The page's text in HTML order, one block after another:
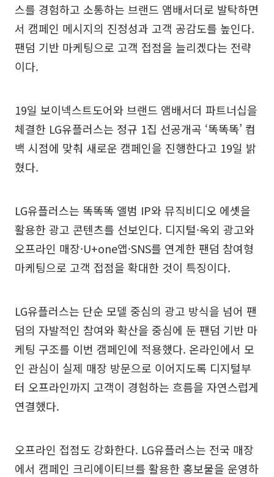
스를 경험하고 소통하는 브랜드 앰배서더로 발탁하면
서 캠페인 메시지의 진정성과 고객 공감도를 높인다.
팬덤 기반 마케팅으로 고객 접점을 늘리겠다는 전략
이다.
19일 보이넥스트도어와 브랜드 앰배서더 파트너십을
체결한 LG유플러스는 정규 1집 선공개곡 ‘똑똑똑’ 컴
백 시점에 맞춰 새로운 캠페인을 진행한다고 19일 밝
혔다.
LG유플러스는 똑똑똑 앨범 IP와 뮤직비디오 에셋을
활용한 광고 콘텐츠를 선보인다. 디지털·옥외 광고와
오프라인 매장·U+one앱·SNS를 연계한 팬덤 참여형
마케팅으로 고객 접점을 확대한 것이 특징이다.
LG유플러스는 단순 모델 중심의 광고 방식을 넘어 팬
덤의 자발적인 참여와 확산을 중심에 둔 팬덤 기반 마
케팅 구조를 이번 캠페인에 적용했다. 온라인에서 모
인 관심이 실제 매장 방문으로 이어지도록 디지털부
터 오프라인까지 고객이 경험하는 흐름을 자연스럽게
연결했다.
오프라인 접점도 강화한다. LG유플러스는 전국 매장
에서 캠페인 크리에이티브를 활용한 홍보물을 운영하